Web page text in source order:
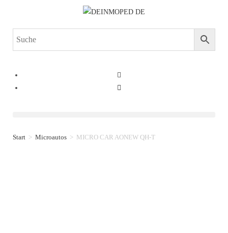
Start > Microautos > MICRO CAR AONEW QH-T